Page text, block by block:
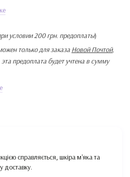
условии 200 грн. предоплаты)
только для заказа Новой Почтой,
эта предоплата будет учтена в сумму
справляється, шкіра м'яка та
доставку.